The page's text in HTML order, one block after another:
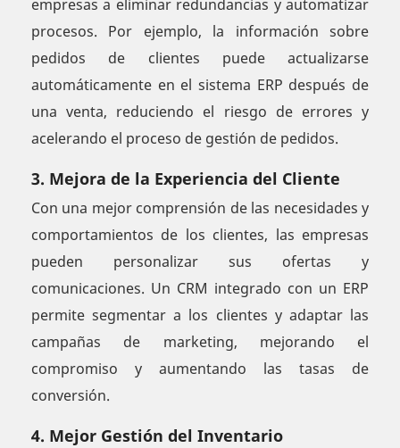
empresas a eliminar redundancias y automatizar
procesos. Por ejemplo, la información sobre
pedidos de clientes puede actualizarse
automáticamente en el sistema ERP después de
una venta, reduciendo el riesgo de errores y
acelerando el proceso de gestión de pedidos.
3. Mejora de la Experiencia del Cliente
Con una mejor comprensión de las necesidades y
comportamientos de los clientes, las empresas
pueden personalizar sus ofertas y
comunicaciones. Un CRM integrado con un ERP
permite segmentar a los clientes y adaptar las
campañas de marketing, mejorando el
compromiso y aumentando las tasas de
conversión.
4. Mejor Gestión del Inventario